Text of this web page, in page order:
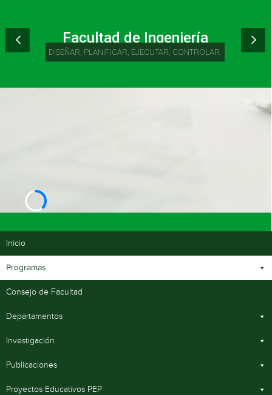
DISEÑAR, PLANIFICAR, EJECUTAR, CONTROLAR.
Facultad de Ingeniería
Inicio
Programas
Consejo de Facultad
Departamentos
Investigación
Publicaciones
Proyectos Educativos PEP